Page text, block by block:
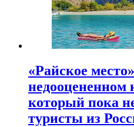
«Райское
недооцененном
который пока
туристы из